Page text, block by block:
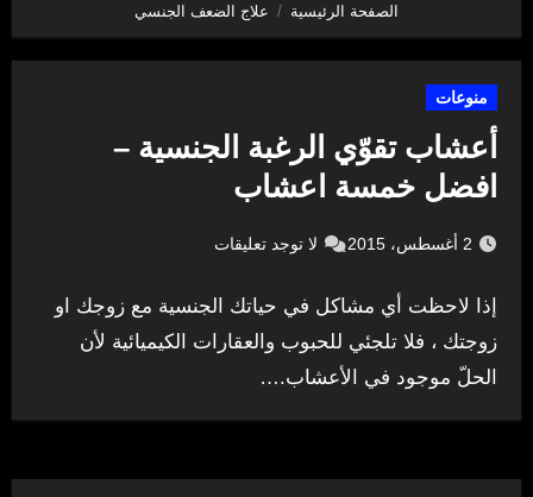
الصفحة الرئيسية علاج الضعف الجنسي
منوعات
أعشاب تقوّي الرغبة الجنسية –
افضل خمسة اعشاب
2 أغسطس، 2015 لا توجد تعليقات
إذا لاحظت أي مشاكل في حياتك الجنسية مع زوجك او
زوجتك ، فلا تلجئي للحبوب والعقارات الكيميائية لأن
الحلّ موجود في الأعشاب.…